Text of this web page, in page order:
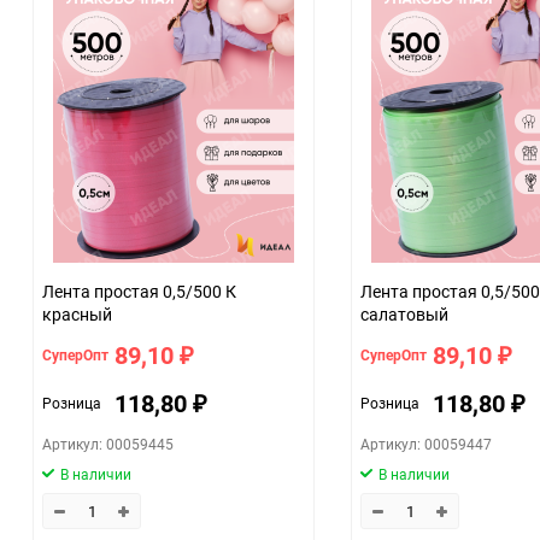
Лента простая 0,5/500 К
красный
СуперОпт 89,10 ₽
Розница 118,80 ₽
Артикул: 00059445
В наличии
Лента простая 0,5/
салатовый
СуперОпт 89,10 ₽
Розница 118,80 ₽
Артикул: 00059447
В наличии